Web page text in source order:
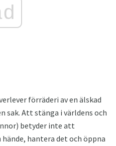
förräderi av en älskad
sak. Att stänga i världens och
betyder inte att
hände, hantera det och öppna